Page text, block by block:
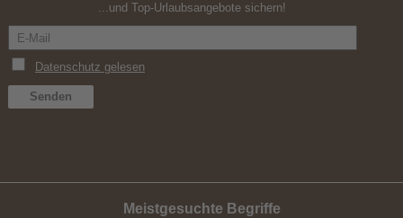
...und Top-Urlaubsangebote sichern!
Meistgesuchte Begriffe